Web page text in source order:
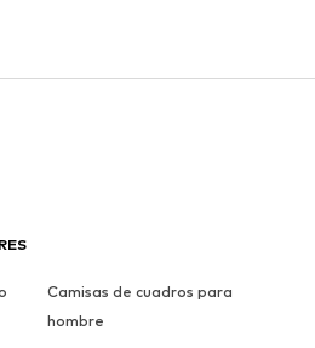
Camisas de cuadros para
hombre